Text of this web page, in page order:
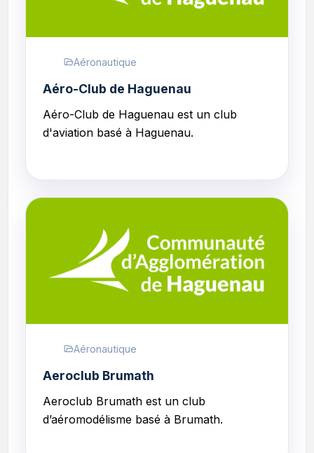
Aéronautique
Aéro-Club de Haguenau
Aéro-Club de Haguenau est un club
d'aviation basé à Haguenau.
Aéronautique
Aeroclub Brumath
Aeroclub Brumath est un club
d’aéromodélisme basé à Brumath.